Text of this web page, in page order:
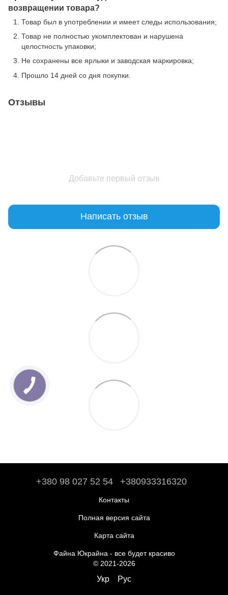
возвращении товара?
Товар был в употреблении и имеет следы использования;
Товар не полностью укомплектован и нарушена
целостность упаковки;
Не сохранены все ярлыки и заводская маркировка;
Прошло 14 дней со дня покупки.
Отзывы
Добавьте первый отзыв
Написать отзыв
+380 98 027 52 54 +380933316320
Контакты
Полная версия сайта
Карта сайта
Файна Юкрайна - все будет красиво
© 2021-2026
Укр Рус